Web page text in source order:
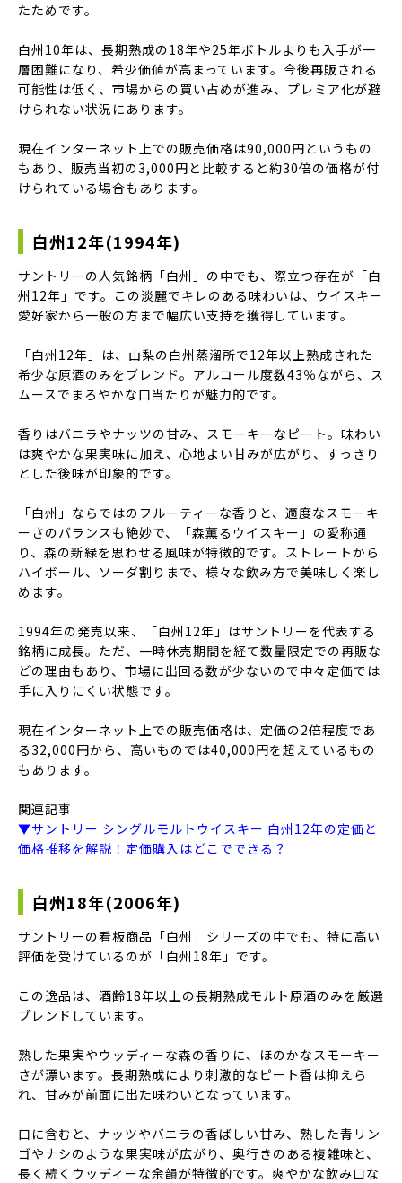
たためです。
白州10年は、長期熟成の18年や25年ボトルよりも入手が一
層困難になり、希少価値が高まっています。今後再販される
可能性は低く、市場からの買い占めが進み、プレミア化が避
けられない状況にあります。
現在インターネット上での販売価格は90,000円というもの
もあり、販売当初の3,000円と比較すると約30倍の価格が付
けられている場合もあります。
白州12年(1994年)
サントリーの人気銘柄「白州」の中でも、際立つ存在が「白
州12年」です。この淡麗でキレのある味わいは、ウイスキー
愛好家から一般の方まで幅広い支持を獲得しています。
「白州12年」は、山梨の白州蒸溜所で12年以上熟成された
希少な原酒のみをブレンド。アルコール度数43％ながら、ス
ムースでまろやかな口当たりが魅力的です。
香りはバニラやナッツの甘み、スモーキーなピート。味わい
は爽やかな果実味に加え、心地よい甘みが広がり、すっきり
とした後味が印象的です。
「白州」ならではのフルーティーな香りと、適度なスモーキ
ーさのバランスも絶妙で、「森薫るウイスキー」の愛称通
り、森の新緑を思わせる風味が特徴的です。ストレートから
ハイボール、ソーダ割りまで、様々な飲み方で美味しく楽し
めます。
1994年の発売以来、「白州12年」はサントリーを代表する
銘柄に成長。ただ、一時休売期間を経て数量限定での再販な
どの理由もあり、市場に出回る数が少ないので中々定価では
手に入りにくい状態です。
現在インターネット上での販売価格は、定価の2倍程度であ
る32,000円から、高いものでは40,000円を超えているもの
もあります。
関連記事
▼サントリー シングルモルトウイスキー 白州12年の定価と
価格推移を解説！定価購入はどこでできる？
白州18年(2006年)
サントリーの看板商品「白州」シリーズの中でも、特に高い
評価を受けているのが「白州18年」です。
この逸品は、酒齢18年以上の長期熟成モルト原酒のみを厳選
ブレンドしています。
熟した果実やウッディーな森の香りに、ほのかなスモーキー
さが漂います。長期熟成により刺激的なピート香は抑えら
れ、甘みが前面に出た味わいとなっています。
口に含むと、ナッツやバニラの香ばしい甘み、熟した青リン
ゴやナシのような果実味が広がり、奥行きのある複雑味と、
長く続くウッディーな余韻が特徴的です。爽やかな飲み口な